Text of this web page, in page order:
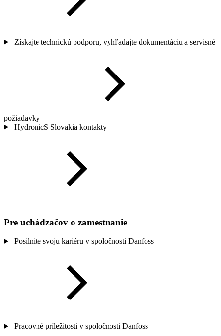
Získajte technickú podporu, vyhľadajte dokumentáciu a servisné
požiadavky
HydronicS Slovakia kontakty
Pre uchádzačov o zamestnanie
Posilnite svoju kariéru v spoločnosti Danfoss
Pracovné príležitosti v spoločnosti Danfoss